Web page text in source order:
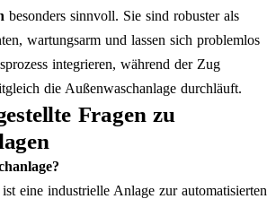
besonders sinnvoll. Sie sind robuster als
wartungsarm und lassen sich problemlos
integrieren, während der Zug
die Außenwaschanlage durchläuft.
Fragen zu
eine industrielle Anlage zur automatisierten